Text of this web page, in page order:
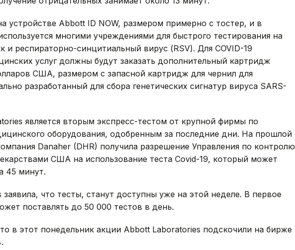
устройстве Abbott ID NOW, размером примерно с тостер, и в
многими учреждениями для быстрого тестирования на
и респираторно-синцитиальный вирус (RSV). Для COVID-19
услуг должны будут заказать дополнительный картридж
США, размером с запасной картридж для чернил для
разработанный для сбора генетических сигнатур вируса SARS-
является вторым экспресс-тестом от крупной фирмы по
оборудования, одобренным за последние дни. На прошлой
Danaher (DHR) получила разрешение Управления по контролю
США на использование теста Covid-19, который может
45 минут.
что тесты, станут доступны уже на этой неделе. В первое
поставлять до 50 000 тестов в день.
в этот понедельник акции Abbott Laboratories подскочили на бирже